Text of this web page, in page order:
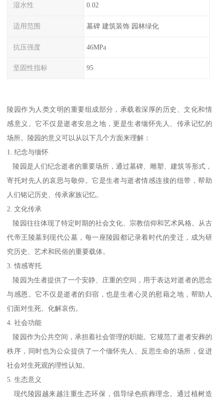
湿水性 0.02
适用范围 墓碑 建筑装饰 园林绿化
抗压强度 46MPa
坚固性指标 95
陵园作为人类文明的重要组成部分，承载着深厚的历史、文化和情
感意义。它不仅是逝者安息之地，更是生者缅怀先人、传承记忆的
场所。陵园的意义可以从以下几个方面来理解：
1. 纪念与缅怀
陵园是人们纪念逝者的重要场所，通过墓碑、雕塑、建筑等形式，
寄托对先人的哀思与敬仰。它是生者与逝者情感连接的纽带，帮助
人们铭记历史、传承家族记忆。
2. 文化传承
陵园往往体现了特定时期的社会文化、宗教信仰和艺术风格。从古
代帝王陵墓到现代公墓，每一座陵园都记录着时代的变迁，成为研
究历史、艺术和民俗的重要载体。
3. 情感寄托
陵园为生者提供了一个安静、庄重的空间，用于表达对逝者的思念
与感恩。它不仅是逝者的归宿，也是生者心灵的慰藉之地，帮助人
们面对生死、化解哀伤。
4. 社会功能
陵园作为公共空间，承担着社会管理的职能。它规范了逝者安葬的
秩序，同时也为公众提供了一个缅怀先人、反思生命的场所，促进
社会对生死观的理性认知。
5. 生态意义
现代陵园越来越注重生态环保，倡导绿色殡葬理念。通过植树造